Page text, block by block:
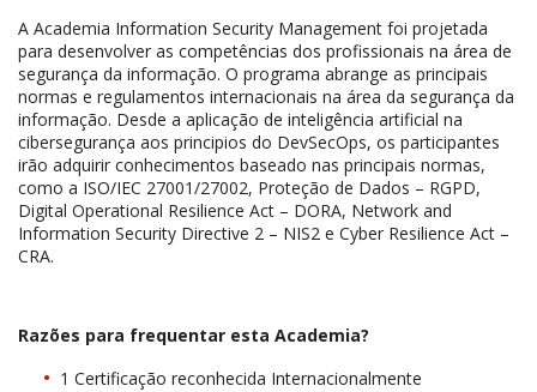
A Academia Information Security Management foi projetada
para desenvolver as competências dos profissionais na área de
segurança da informação. O programa abrange as principais
normas e regulamentos internacionais na área da segurança da
informação. Desde a aplicação de inteligência artificial na
cibersegurança aos principios do DevSecOps, os participantes
irão adquirir conhecimentos baseado nas principais normas,
como a ISO/IEC 27001/27002, Proteção de Dados – RGPD,
Digital Operational Resilience Act – DORA, Network and
Information Security Directive 2 – NIS2 e Cyber Resilience Act –
CRA.
Razões para frequentar esta Academia?
1 Certificação reconhecida Internacionalmente